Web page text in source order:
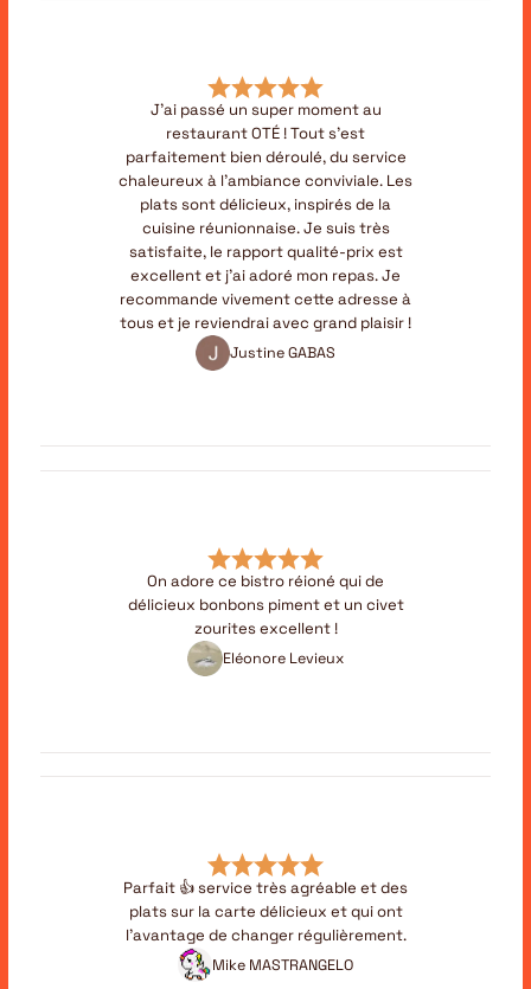
J’ai passé un super moment au
restaurant OTÉ ! Tout s’est
parfaitement bien déroulé, du service
chaleureux à l’ambiance conviviale. Les
plats sont délicieux, inspirés de la
cuisine réunionnaise. Je suis très
satisfaite, le rapport qualité-prix est
excellent et j’ai adoré mon repas. Je
recommande vivement cette adresse à
tous et je reviendrai avec grand plaisir !
Justine GABAS
On adore ce bistro réioné qui de
délicieux bonbons piment et un civet
zourites excellent !
Eléonore Levieux
Parfait 👍 service très agréable et des
plats sur la carte délicieux et qui ont
l’avantage de changer régulièrement.
Mike MASTRANGELO